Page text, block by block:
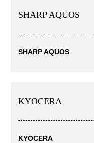
SHARP AQUOS
SHARP AQUOS
KYOCERA
KYOCERA